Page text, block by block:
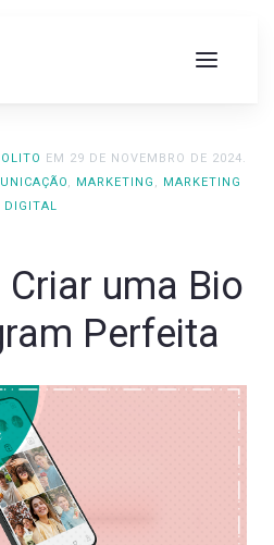
EM 29 DE NOVEMBRO DE 2024.
, MARKETING , MARKETING
DIGITAL
uma Bio
Perfeita